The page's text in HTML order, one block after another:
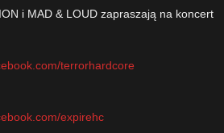
i MAD & LOUD zapraszają na koncert
terrorhardcore
expirehc